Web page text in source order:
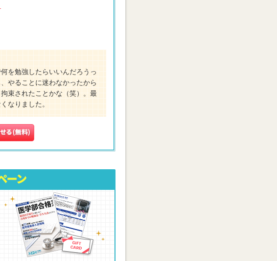
を勉強したらいいんだろうっ
やることに迷わなかったから
束されたことかな（笑）。最
なりました。